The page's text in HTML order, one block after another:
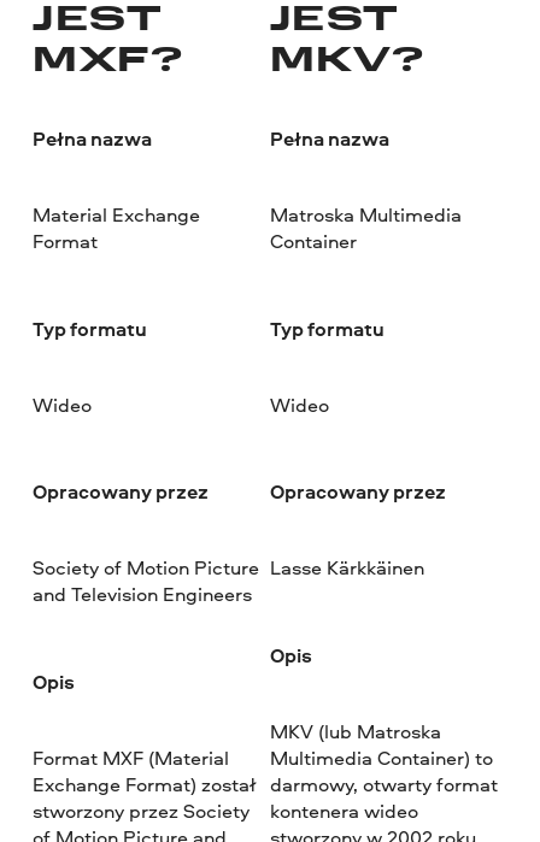
JEST
MXF?
Pełna nazwa
Material Exchange
Format
Typ formatu
Wideo
Opracowany przez
Society of Motion Picture
and Television Engineers
Opis
Format MXF (Material
Exchange Format) został
stworzony przez Society
JEST
MKV?
Pełna nazwa
Matroska Multimedia
Container
Typ formatu
Wideo
Opracowany przez
Lasse Kärkkäinen
Opis
MKV (lub Matroska
Multimedia Container) to
darmowy, otwarty format
kontenera wideo